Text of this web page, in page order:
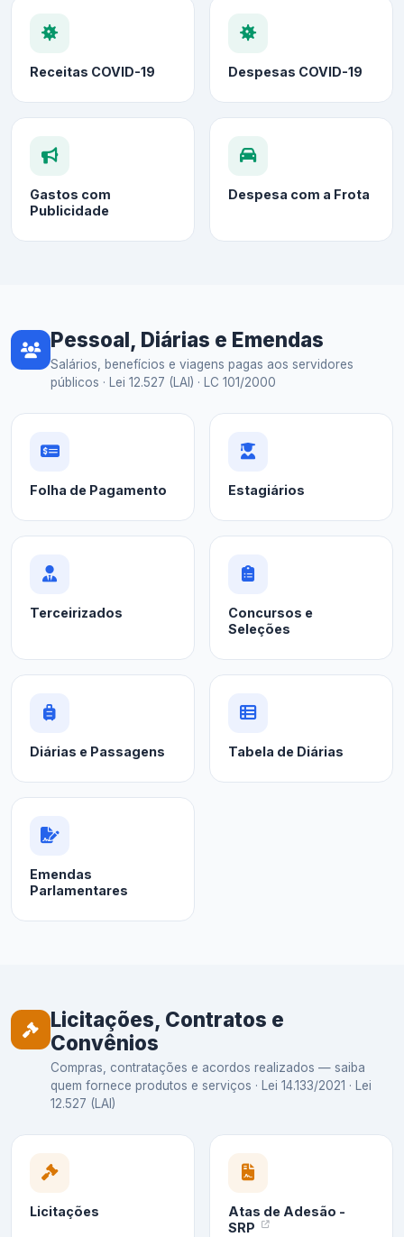
Receitas COVID-19 Despesas COVID-19
Gastos com
Publicidade
Despesa com a Frota
Pessoal, Diárias e Emendas
Salários, benefícios e viagens pagas aos servidores
públicos · Lei 12.527 (LAI) · LC 101/2000
Folha de Pagamento Estagiários
Terceirizados
Concursos e
Seleções
Diárias e Passagens Tabela de Diárias
Emendas
Parlamentares
Licitações, Contratos e
Convênios
Compras, contratações e acordos realizados — saiba
quem fornece produtos e serviços · Lei 14.133/2021 · Lei
12.527 (LAI)
Licitações
Atas de Adesão -
SRP